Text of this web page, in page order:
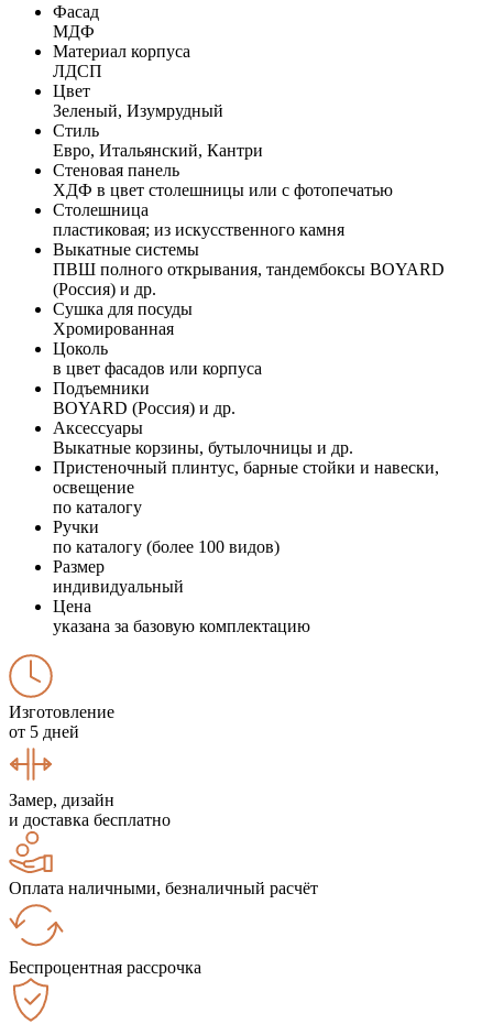
Фасад
МДФ
Материал корпуса
ЛДСП
Цвет
Зеленый, Изумрудный
Стиль
Евро, Итальянский, Кантри
Стеновая панель
ХДФ в цвет столешницы или с фотопечатью
Столешница
пластиковая; из искусственного камня
Выкатные системы
ПВШ полного открывания, тандембоксы BOYARD
(Россия) и др.
Сушка для посуды
Хромированная
Цоколь
в цвет фасадов или корпуса
Подъемники
BOYARD (Россия) и др.
Аксессуары
Выкатные корзины, бутылочницы и др.
Пристеночный плинтус, барные стойки и навески,
освещение
по каталогу
Ручки
по каталогу (более 100 видов)
Размер
индивидуальный
Цена
указана за базовую комплектацию
Изготовление
от 5 дней
Замер, дизайн
и доставка бесплатно
Оплата наличными, безналичный расчёт
Беспроцентная рассрочка